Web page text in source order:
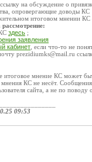
на обсуждение о
опровергающие доводы КС
итоговом мнении КС
здесь ;
заявления
кабинет , если что-то не
prezidiumks@mail.ru
итоговое мнение КС может
КС не несёт.
сайта, а не по поводу
09:53